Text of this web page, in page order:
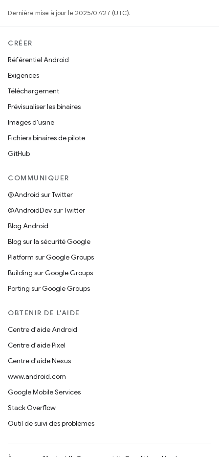
Dernière mise à jour le 2025/07/27 (UTC).
CRÉER
Référentiel Android
Exigences
Téléchargement
Prévisualiser les binaires
Images d'usine
Fichiers binaires de pilote
GitHub
COMMUNIQUER
@Android sur Twitter
@AndroidDev sur Twitter
Blog Android
Blog sur la sécurité Google
Platform sur Google Groups
Building sur Google Groups
Porting sur Google Groups
OBTENIR DE L'AIDE
Centre d'aide Android
Centre d'aide Pixel
Centre d'aide Nexus
www.android.com
Google Mobile Services
Stack Overflow
Outil de suivi des problèmes